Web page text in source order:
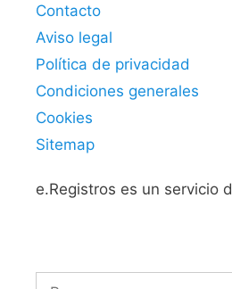
Contacto
Aviso legal
Política de privacidad
Condiciones generales
Cookies
Sitemap
e.Registros es un servicio
Buscar: